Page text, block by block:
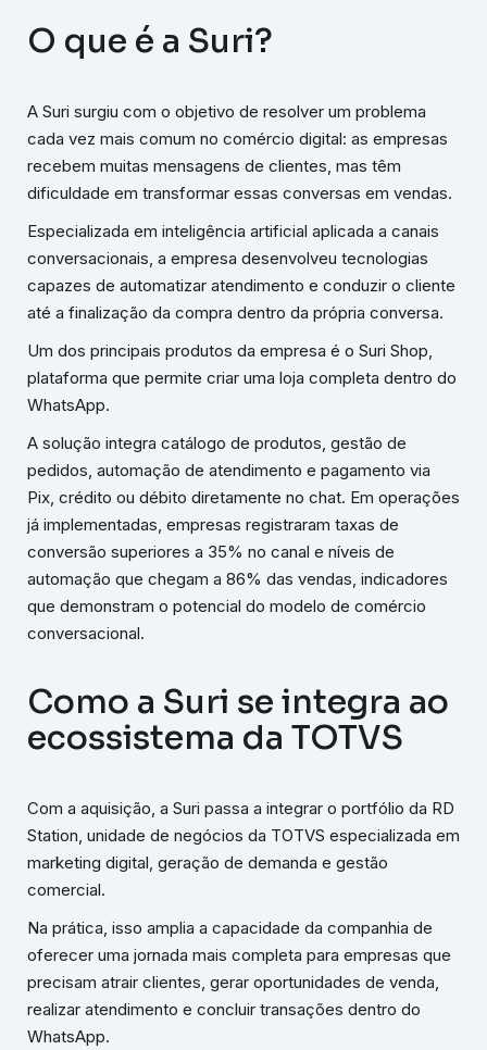
O que é a Suri?
A Suri surgiu com o objetivo de resolver um problema
cada vez mais comum no comércio digital: as empresas
recebem muitas mensagens de clientes, mas têm
dificuldade em transformar essas conversas em vendas.
Especializada em inteligência artificial aplicada a canais
conversacionais, a empresa desenvolveu tecnologias
capazes de automatizar atendimento e conduzir o cliente
até a finalização da compra dentro da própria conversa.
Um dos principais produtos da empresa é o Suri Shop,
plataforma que permite criar uma loja completa dentro do
WhatsApp.
A solução integra catálogo de produtos, gestão de
pedidos, automação de atendimento e pagamento via
Pix, crédito ou débito diretamente no chat. Em operações
já implementadas, empresas registraram taxas de
conversão superiores a 35% no canal e níveis de
automação que chegam a 86% das vendas, indicadores
que demonstram o potencial do modelo de comércio
conversacional.
Como a Suri se integra ao
ecossistema da TOTVS
Com a aquisição, a Suri passa a integrar o portfólio da RD
Station, unidade de negócios da TOTVS especializada em
marketing digital, geração de demanda e gestão
comercial.
Na prática, isso amplia a capacidade da companhia de
oferecer uma jornada mais completa para empresas que
precisam atrair clientes, gerar oportunidades de venda,
realizar atendimento e concluir transações dentro do
WhatsApp.